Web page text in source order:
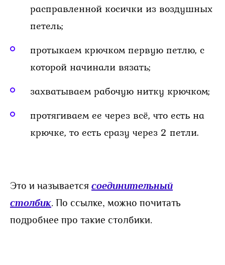
расправленной косички из воздушных
петель;
протыкаем крючком первую петлю, с
которой начинали вязать;
захватываем рабочую нитку крючком;
протягиваем ее через всё, что есть на
крючке, то есть сразу через 2 петли.
Это и называется соединительный
столбик. По ссылке, можно почитать
подробнее про такие столбики.